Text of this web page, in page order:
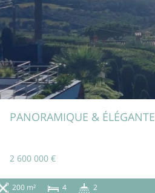
PANORAMIQUE & ÉLÉGANTE
2 600 000 €
200 m² 4 2